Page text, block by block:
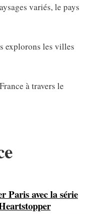
variés, le pays
explorons les villes
à travers le
Paris avec la série